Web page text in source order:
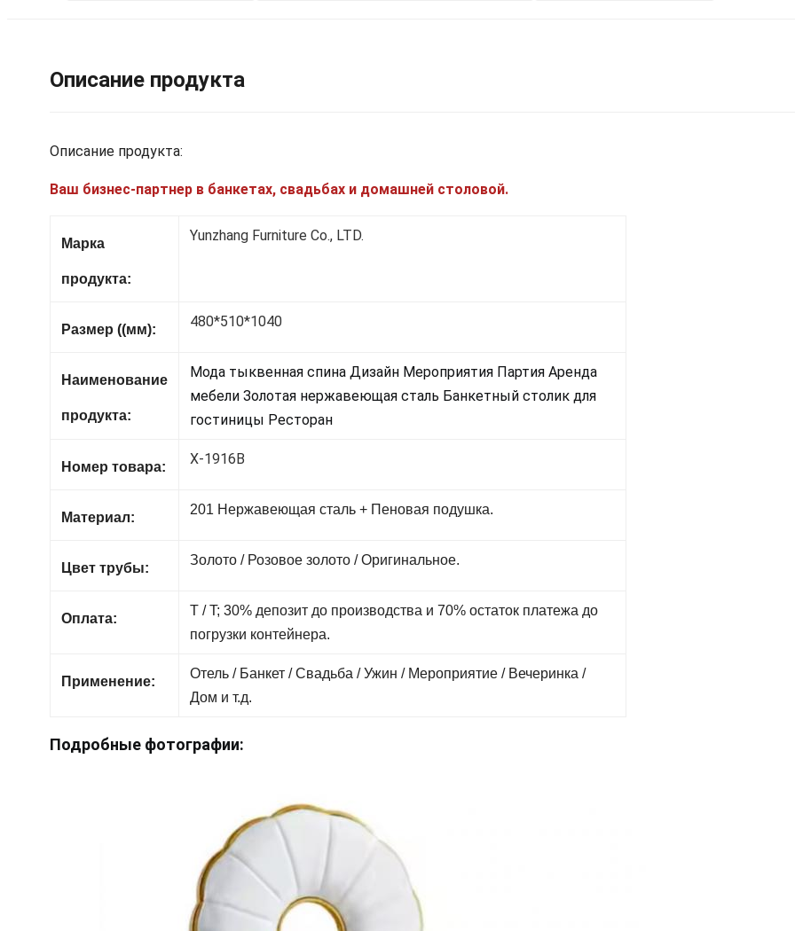
Описание продукта
Описание продукта:
Ваш бизнес-партнер в банкетах, свадьбах и домашней столовой.
Марка
продукта:
Yunzhang Furniture Co., LTD.
Размер ((мм): 480*510*1040
Наименование
продукта:
Мода тыквенная спина Дизайн Мероприятия Партия Аренда
мебели Золотая нержавеющая сталь Банкетный столик для
гостиницы Ресторан
Номер товара: X-1916B
Материал:
201 Нержавеющая сталь + Пеновая подушка.
Цвет трубы:
Золото / Розовое золото / Оригинальное.
Оплата:
T / T; 30% депозит до производства и 70% остаток платежа до
погрузки контейнера.
Применение:
Отель / Банкет / Свадьба / Ужин / Мероприятие / Вечеринка /
Дом и т.д.
Подробные фотографии: